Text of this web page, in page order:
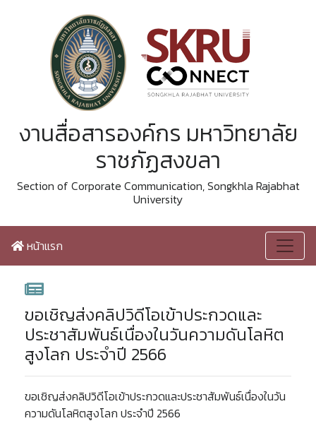
งานสื่อสารองค์กร มหาวิทยาลัย
ราชภัฏสงขลา
Section of Corporate Communication, Songkhla Rajabhat
University
หน้าแรก
ขอเชิญส่งคลิปวิดีโอเข้าประกวดและ
ประชาสัมพันธ์เนื่องในวันความดันโลหิต
สูงโลก ประจำปี 2566
ขอเชิญส่งคลิปวิดีโอเข้าประกวดและประชาสัมพันธ์เนื่องในวัน
ความดันโลหิตสูงโลก ประจำปี 2566